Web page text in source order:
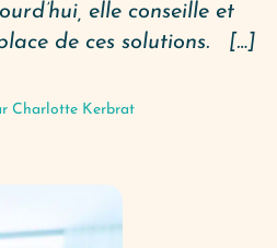
elle conseille et
de ces solutions. […]
Charlotte Kerbrat